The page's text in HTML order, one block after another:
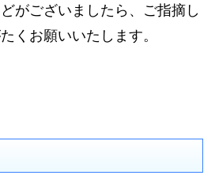
がございましたら、ご指摘し
くお願いいたします。